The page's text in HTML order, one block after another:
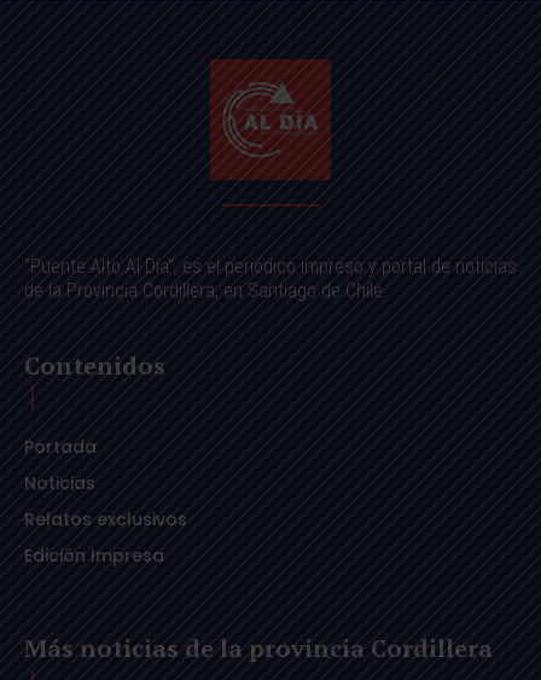
"Puente Alto Al Día", es el periódico impreso y portal de noticias
de la Provincia Cordillera, en Santiago de Chile.
Contenidos
Portada
Noticias
Relatos exclusivos
Edición Impresa
Más noticias de la provincia Cordillera